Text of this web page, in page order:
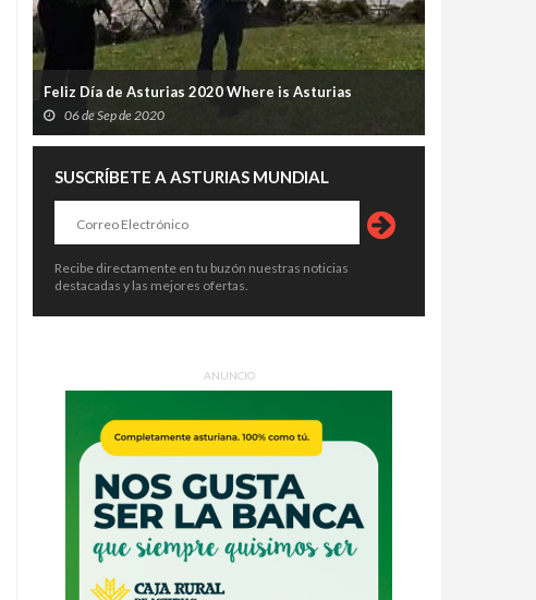
Indultar también puede corromper:
El BOE desnuda el fracaso de
Pública y 300 empleos
Feliz Día de Asturias 2020 Where is Asturias
06 de Sep de 2020
SUSCRÍBETE A ASTURIAS MUNDIAL
Recibe directamente en tu buzón nuestras noticias
destacadas y las mejores ofertas.
ANUNCIO